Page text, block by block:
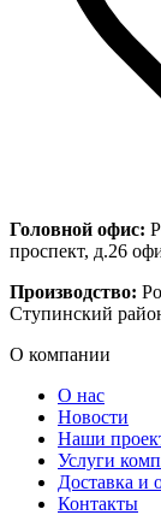
Головной офис:
проспект, д.26
Производство:
Ступинский
О компании
О нас
Новости
Наши
Услуги
Доставка и
Контакты